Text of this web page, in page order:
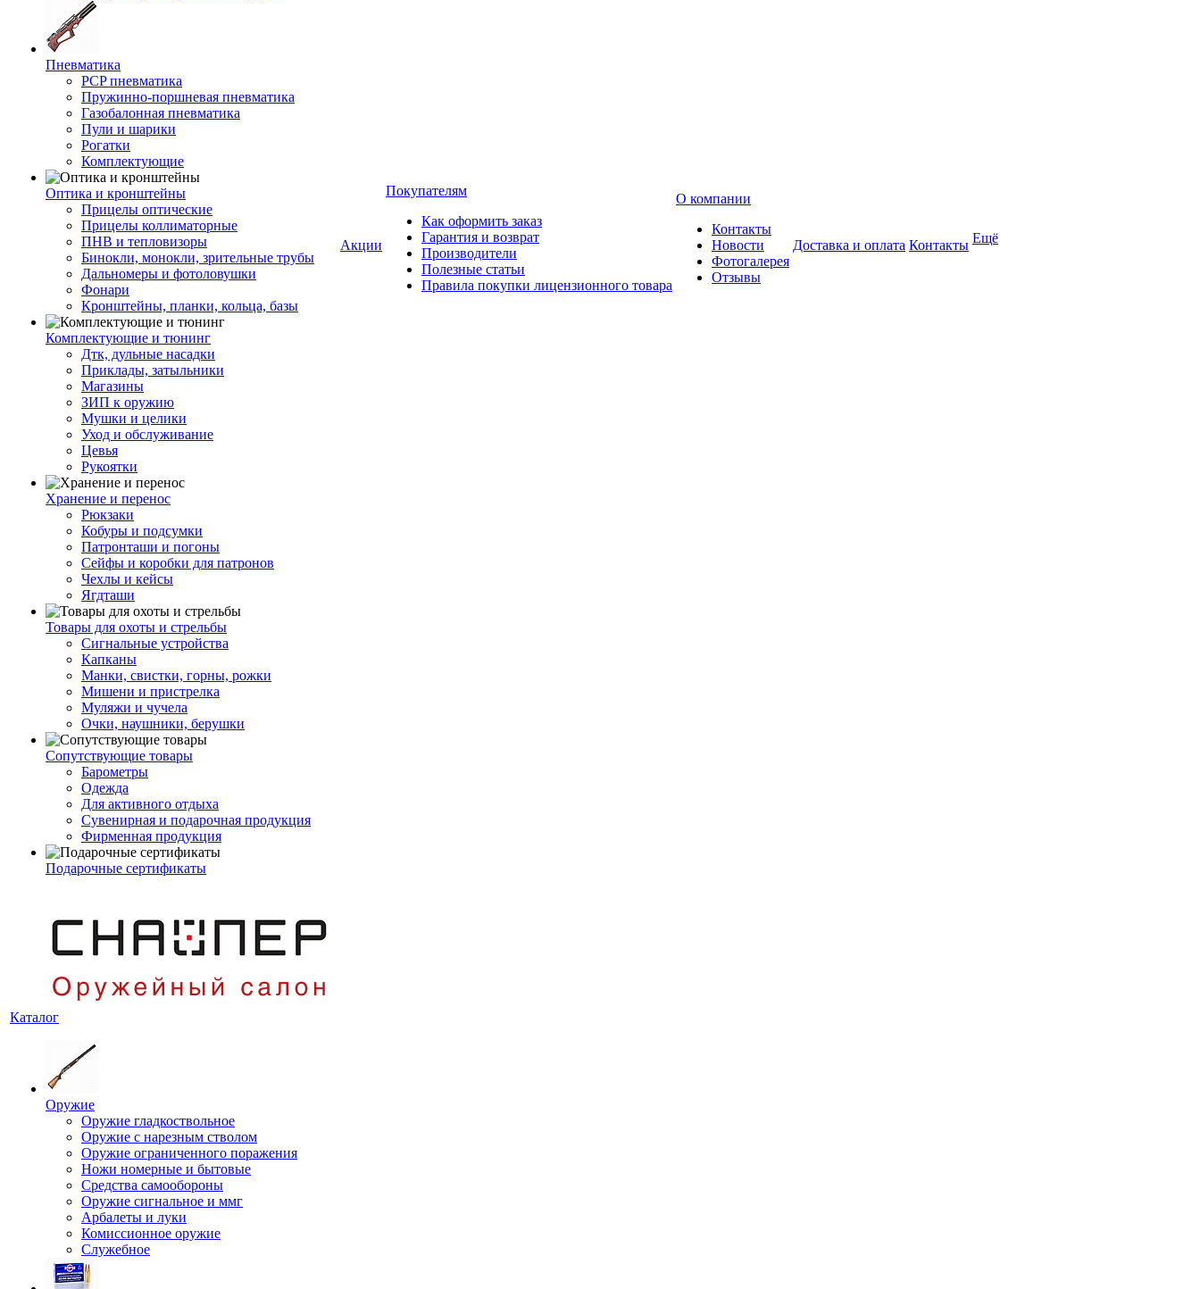
Пневматика
PCP пневматика
Пружинно-поршневая пневматика
Газобалонная пневматика
Пули и шарики
Рогатки
Комплектующие
Оптика и кронштейны
Прицелы оптические
Прицелы коллиматорные
ПНВ и тепловизоры
Бинокли, монокли, зрительные трубы
Дальномеры и фотоловушки
Фонари
Кронштейны, планки, кольца, базы
Комплектующие и тюнинг
Дтк, дульные насадки
Приклады, затыльники
Магазины
ЗИП к оружию
Мушки и целики
Уход и обслуживание
Цевья
Рукоятки
Хранение и перенос
Рюкзаки
Кобуры и подсумки
Патронташи и погоны
Сейфы и коробки для патронов
Чехлы и кейсы
Ягдташи
Товары для охоты и стрельбы
Сигнальные устройства
Капканы
Манки, свистки, горны, рожки
Мишени и пристрелка
Муляжи и чучела
Очки, наушники, берушки
Сопутствующие товары
Барометры
Одежда
Для активного отдыха
Сувенирная и подарочная продукция
Фирменная продукция
Подарочные сертификаты
Акции
Покупателям
Как оформить заказ
Гарантия и возврат
Производители
Полезные статьи
Правила покупки лицензионного товара
О компании
Контакты
Новости
Фотогалерея
Отзывы
Доставка и оплата Контакты Ещё
Каталог
Оружие
Оружие гладкоствольное
Оружие с нарезным стволом
Оружие ограниченного поражения
Ножи номерные и бытовые
Средства самообороны
Оружие сигнальное и ммг
Арбалеты и луки
Комиссионное оружие
Служебное